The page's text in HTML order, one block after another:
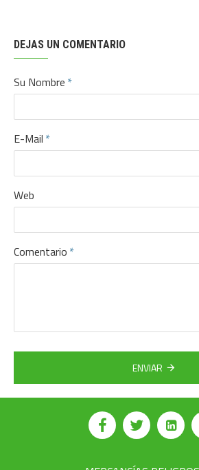
DEJAS UN COMENTARIO
Su Nombre
E-Mail
Web
Comentario
ENVIAR